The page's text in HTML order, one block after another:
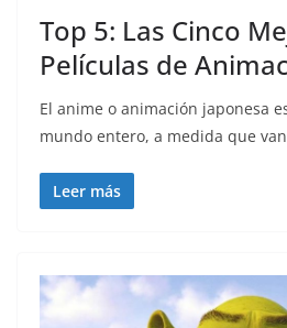
Top 5: Las Cinco
Películas de
El anime o animación japonesa
mundo entero, a medida que
Leer más